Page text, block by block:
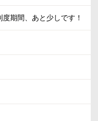
期間、あと少しです！